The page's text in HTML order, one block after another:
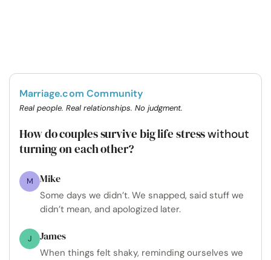
Marriage.com Community
Real people. Real relationships. No judgment.
How do couples survive big life stresswithout
turning on each other?
M Mike
Some days we didn’t. We snapped, said stuff we
didn’t mean, and apologized later.
J James
When things felt shaky, reminding ourselves we